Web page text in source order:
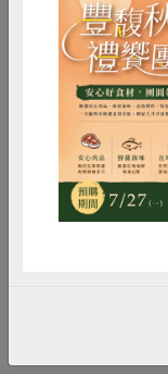
梅博館有限公司
紅玉茶梅
惜食
雞蛋